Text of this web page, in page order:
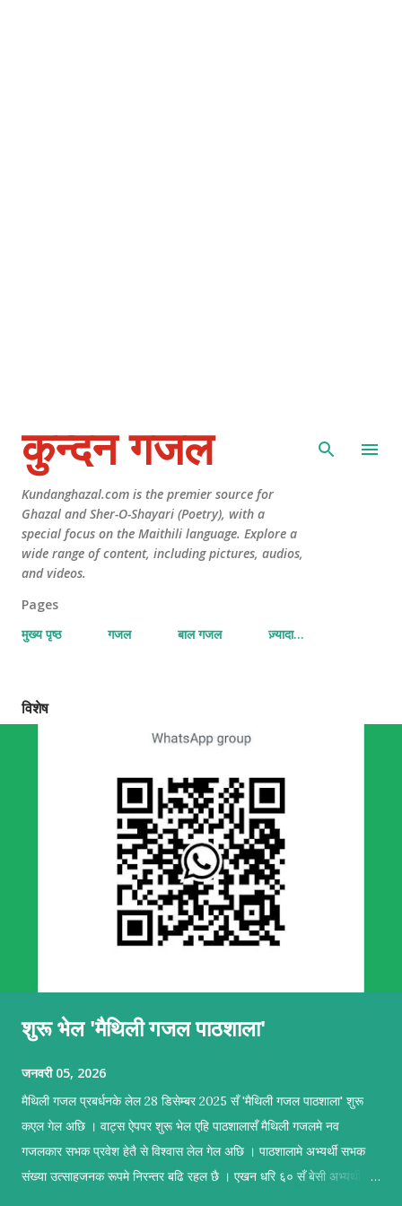
कुन्दन गजल
Kundanghazal.com is the premier source for
Ghazal and Sher-O-Shayari (Poetry), with a
special focus on the Maithili language. Explore a
wide range of content, including pictures, audios,
and videos.
Pages
मुख्य पृष्ठ
गजल बाल गजल ज़्यादा…
विशेष
शुरू भेल 'मैथिली गजल पाठशाला'
जनवरी 05, 2026
मैथिली गजल प्रबर्धनके लेल 28 डिसेम्बर 2025 सँ 'मैथिली गजल पाठशाला' शुरू
कएल गेल अछि । वाट्स ऐपपर शुरू भेल एहि पाठशालासँ मैथिली गजलमे नव
गजलकार सभक प्रवेश हेतै से विश्वास लेल गेल अछि । पाठशालामे अभ्यर्थी सभक
संख्या उत्साहजनक रूपमे निरन्तर बढि रहल छै । एखन धरि ६० सँ बेसी अभ्यर्थी सब